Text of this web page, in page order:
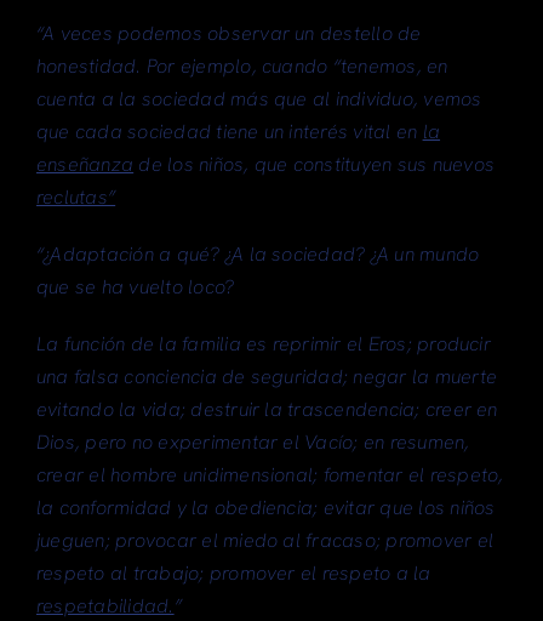
“A veces podemos observar un destello de
honestidad. Por ejemplo, cuando “tenemos, en
cuenta a la sociedad más que al individuo, vemos
que cada sociedad tiene un interés vital en la
enseñanza de los niños, que constituyen sus nuevos
reclutas”
“¿Adaptación a qué? ¿A la sociedad? ¿A un mundo
que se ha vuelto loco?
La función de la familia es reprimir el Eros; producir
una falsa conciencia de seguridad; negar la muerte
evitando la vida; destruir la trascendencia; creer en
Dios, pero no experimentar el Vacío; en resumen,
crear el hombre unidimensional; fomentar el respeto,
la conformidad y la obediencia; evitar que los niños
jueguen; provocar el miedo al fracaso; promover el
respeto al trabajo; promover el respeto a la
respetabilidad.”